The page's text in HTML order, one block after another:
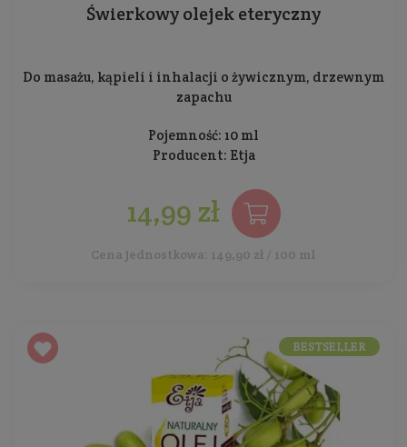
Świerkowy olejek eteryczny
Do masażu, kąpieli i inhalacji o żywicznym, drzewnym
zapachu
Pojemność: 10 ml
Producent: Etja
14,99 zł
Cena jednostkowa: 149,90 zł / 100 ml
BESTSELLER